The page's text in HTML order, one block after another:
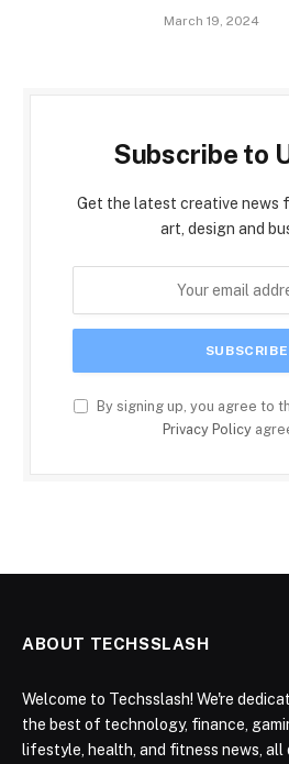
March 19, 2024
Subscribe to
Get the latest creative news
art, design and
By signing up, you agree to
Privacy Policy
ABOUT TECHSSLASH
Welcome to Techsslash! We're
the best of technology, finance,
lifestyle, health, and fitness news, all